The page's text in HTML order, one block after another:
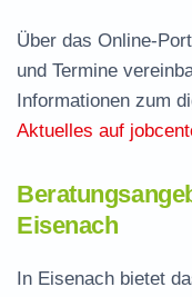
Über das Online-
und Termine
Informationen zum
Aktuelles auf
Eisenach
In Eisenach bietet